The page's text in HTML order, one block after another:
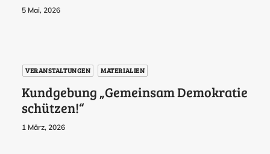
5 Mai, 2026
VERANSTALTUNGEN MATERIALIEN
Kundgebung „Gemeinsam Demokratie
schützen!“
1 März, 2026